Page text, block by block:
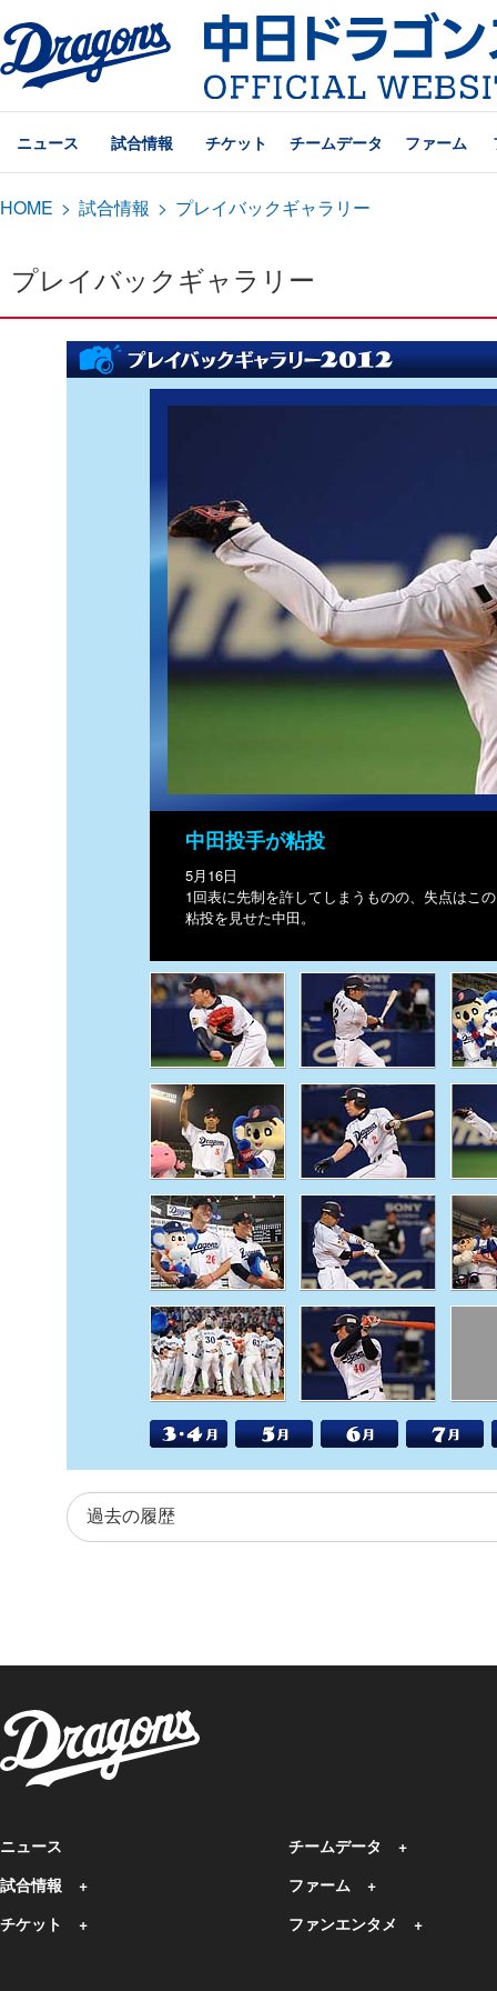
ニュース 試合情報 チケット チームデータ ファーム
HOME > 試合情報 > プレイバックギャラリー
プレイバックギャラリー
中田投手が粘投
5月16日
1回表に先制を許してしまうものの、失点はこ
粘投を見せた中田。
ニュース
試合情報
チケット
チームデータ
ファーム
ファンエンタメ